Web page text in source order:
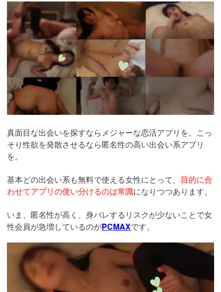
https://pcmax.jp/lp/?
ad_id=rm327007
真面目な出会いを探すならメジャーな恋活アプリを。こっ
そり性欲を発散させるなら匿名性の高い出会い系アプリ
を。
基本どの出会い系も無料で使える女性にとって、 目的に合
わせてアプリの使い分けるのは常識になりつつあります。
いま、匿名性が高く、身バレするリスクが少ないことで女
性会員が急増しているのがPCMAXです。
https://pcmax.jp/lp/?
ad_id=rm327007